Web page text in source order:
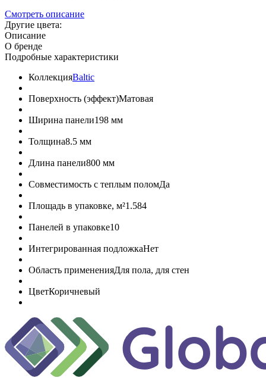
Смотреть описание
Другие цвета:
Описание
О бренде
Подробные характеристики
КоллекцияBaltic
Поверхность (эффект)Матовая
Ширина панели198 мм
Толщина8.5 мм
Длина панели800 мм
Совместимость с теплым поломДа
Площадь в упаковке, м²1.584
Панелей в упаковке10
Интегрированная подложкаНет
Область примененияДля пола, для стен
ЦветКоричневый